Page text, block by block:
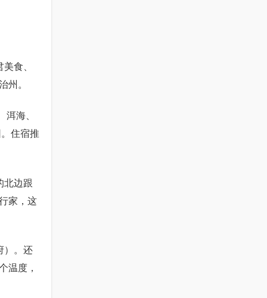
食、
州。
海、
住宿推
北边跟
家，这
）。还
温度，